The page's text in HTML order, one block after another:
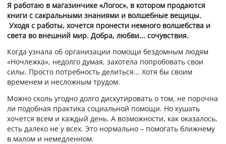
Я работаю в магазинчике «Логос», в котором продаются
книги с сакральными знаниями и волшебные вещицы.
Уходя с работы, хочется пронести немного волшебства и
света во внешний мир. Добра, любви... сочувствия.
Когда узнала об организации помощи бездомным людям
«Ночлежка», недолго думая, захотела попробовать свои
силы. Просто потребность делиться... Хотя бы своим
временем и несложным трудом.
Можно сколь угодно долго дискутировать о том, не порочна
ли подобная практика социальной помощи. Но кушать
хочется всем и каждый день. А возможности, как оказалось,
есть далеко не у всех. Это нормально – помогать ближнему
в малом и немедленном.